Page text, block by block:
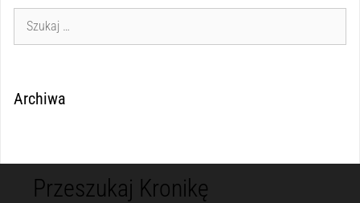
Archiwa
Przeszukaj Kronikę